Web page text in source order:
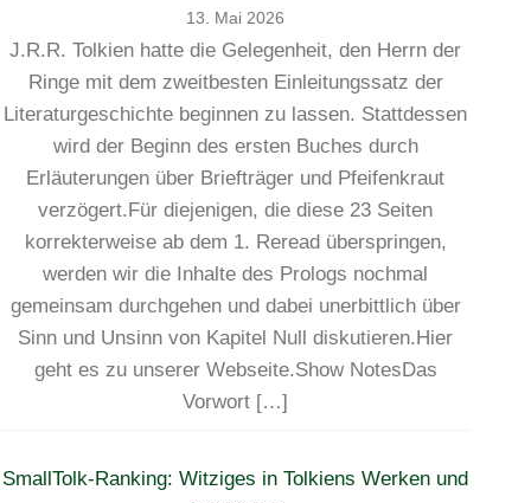
13. Mai 2026
J.R.R. Tolkien hatte die Gelegenheit, den Herrn der
Ringe mit dem zweitbesten Einleitungssatz der
Literaturgeschichte beginnen zu lassen. Stattdessen
wird der Beginn des ersten Buches durch
Erläuterungen über Briefträger und Pfeifenkraut
verzögert.Für diejenigen, die diese 23 Seiten
korrekterweise ab dem 1. Reread überspringen,
werden wir die Inhalte des Prologs nochmal
gemeinsam durchgehen und dabei unerbittlich über
Sinn und Unsinn von Kapitel Null diskutieren.Hier
geht es zu unserer Webseite.Show NotesDas
Vorwort […]
SmallTolk-Ranking: Witziges in Tolkiens Werken und